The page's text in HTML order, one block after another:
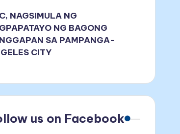
NAGSIMULA NG
NG BAGONG
SA PAMPANGA-
CITY
us on Facebook